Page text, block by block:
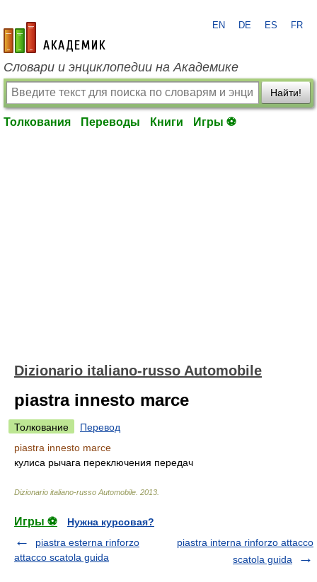
academic.ru
EN DE ES FR
Словари и энциклопедии на Академике
Найти!
Толкования Переводы Книги Игры ⚽
Dizionario italiano-russo Automobile
piastra innesto marce
Толкование
Перевод
piastra innesto marce
кулиса рычага переключения передач
Dizionario italiano-russo Automobile 2013
Игры ⚽
Нужна курсовая?
piastra esterna rinforzo
attacco scatola guida
piastra interna rinforzo attacco
scatola guida